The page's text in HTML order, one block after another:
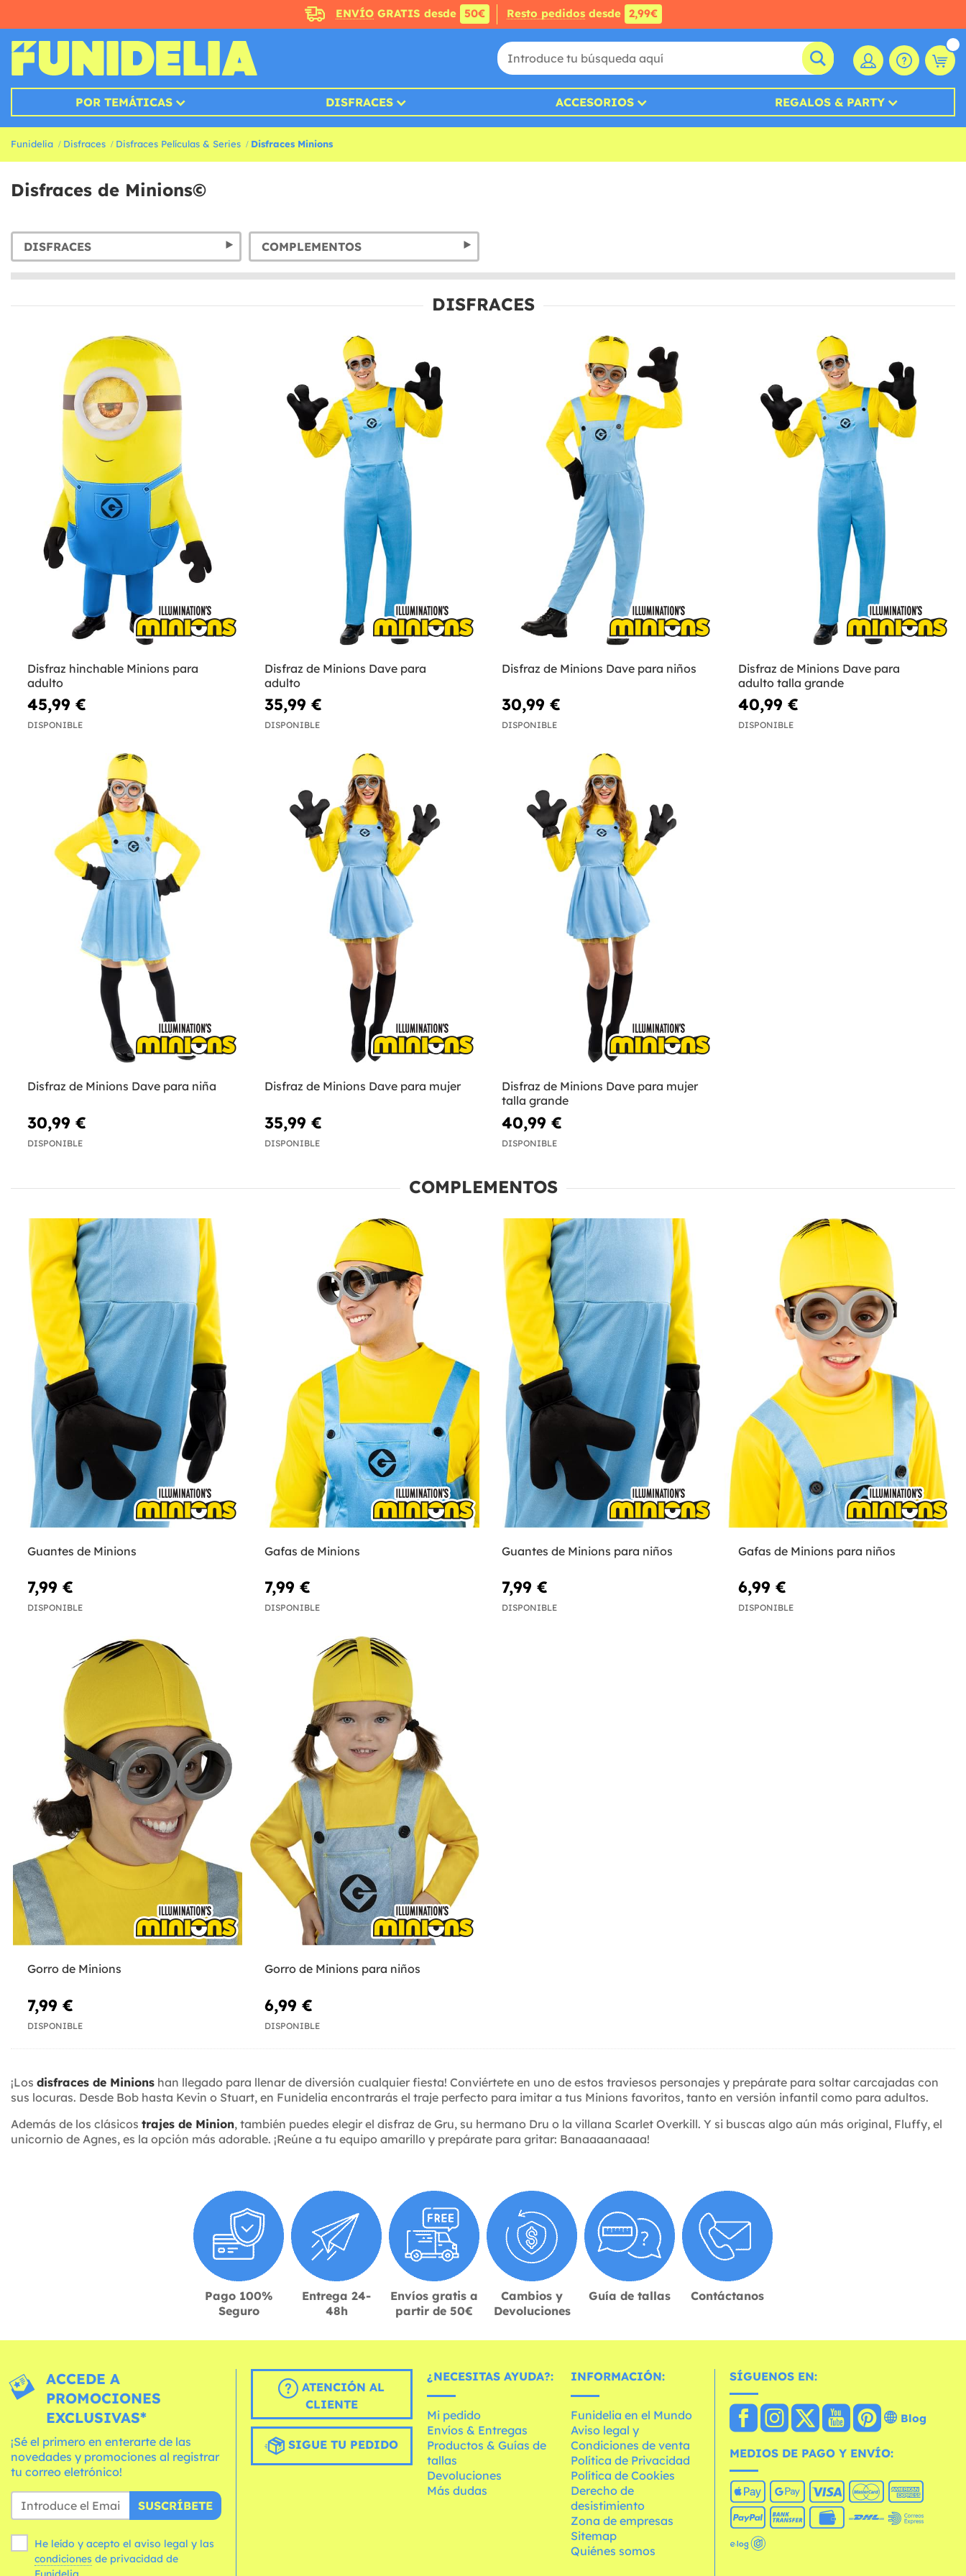
ENVÍOGRATIS desde 50€ Resto pedidosdesde 2,99€
POR TEMÁTICAS DISFRACES ACCESORIOS REGALOS & PARTY
Funidelia Disfraces Disfraces Películas & Series Disfraces Minions
Disfraces de Minions©
DISFRACES COMPLEMENTOS
DISFRACES
Disfraz hinchable Minions para
adulto
45,99 €
DISPONIBLE
Disfraz de Minions Dave para
adulto
35,99 €
DISPONIBLE
Disfraz de Minions Dave para niños
30,99 €
DISPONIBLE
Disfraz de Minions Dave para
adulto talla grande
40,99 €
DISPONIBLE
Disfraz de Minions Dave para niña
30,99 €
DISPONIBLE
Disfraz de Minions Dave para mujer
35,99 €
DISPONIBLE
Disfraz de Minions Dave para mujer
talla grande
40,99 €
DISPONIBLE
COMPLEMENTOS
Guantes de Minions
7,99 €
DISPONIBLE
Gafas de Minions
7,99 €
DISPONIBLE
Guantes de Minions para niños
7,99 €
DISPONIBLE
Gafas de Minions para niños
6,99 €
DISPONIBLE
Gorro de Minions
7,99 €
DISPONIBLE
Gorro de Minions para niños
6,99 €
DISPONIBLE
¡Los disfraces de Minions han llegado para llenar de diversión cualquier fiesta! Conviértete en uno de estos traviesos personajes y prepárate para soltar carcajadas con
sus locuras. Desde Bob hasta Kevin o Stuart, en Funidelia encontrarás el traje perfecto para imitar a tus Minions favoritos, tanto en versión infantil como para adultos.
Además de los clásicos trajes de Minion, también puedes elegir el disfraz de Gru, su hermano Dru o la villana Scarlet Overkill. Y si buscas algo aún más original, Fluffy, el
unicornio de Agnes, es la opción más adorable. ¡Reúne a tu equipo amarillo y prepárate para gritar: Banaaaanaaaa!
Pago 100%
Seguro
Entrega 24-
48h
Envíos gratis a
partir de 50€
Cambios y
Devoluciones
Guía de tallas Contáctanos
ACCEDE A
PROMOCIONES
EXCLUSIVAS*
¡Sé el primero en enterarte de las
novedades y promociones al registrar
tu correo eletrónico!
SUSCRÍBETE
He leído y acepto el aviso legal y las
condiciones
ATENCIÓN AL
CLIENTE
SIGUE TU PEDIDO
¿NECESITAS AYUDA?:
Mi pedido
Envíos & Entregas
Productos & Guías de
tallas
Devoluciones
Más dudas
INFORMACIÓN:
Funidelia en el Mundo
Aviso legal y
Condiciones de venta
Política de Privacidad
Política de Cookies
Derecho de
desistimiento
Zona de empresas
Sitemap
Quiénes somos
SÍGUENOS EN:
Blog
MEDIOS DE PAGO Y ENVÍO: